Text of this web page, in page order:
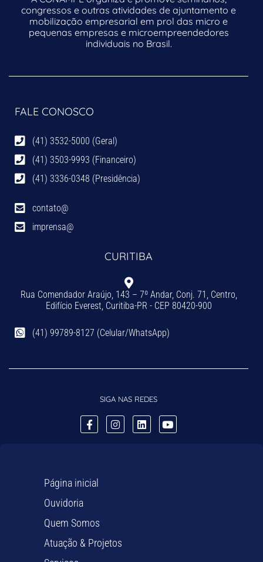
congressos e outras atividades de ajuntamento e
mobilização empresarial em prol das micro e
pequenas empresas e microempreendedores
individuais no Brasil.
FALE CONOSCO
(41) 3532-5000 (Geral)
(41) 3503-9993 (Financeiro)
(41) 3336-0348 (Presidência)
contato@
imprensa@
CURITIBA
Rua Comendador Araújo, 143 – 7º Andar, Conj. 71, Centro,
Edifício Everest, Curitiba-PR - CEP 80420-900
(41) 99789-8127 (Celular/WhatsApp)
SIGA NAS REDES
Página inicial
Ouvidoria
Quem Somos
Atuação & Projetos